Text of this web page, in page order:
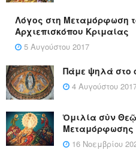
Λόγος στη Μεταμόρφωση
Αρχιεπισκόπου Κριμαίας
5 Αυγούστου 2017
Πάμε ψηλά στο
4 Αυγούστου
Ὁμιλία σὺν Θεῷ
Μεταμόρφωσης
16 Νοεμβρίου